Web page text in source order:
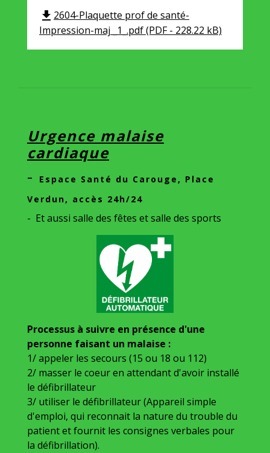
file_download 2604-Plaquette prof de santé-
Impression-maj _1_.pdf (PDF - 228.22 kB)
Urgence malaise
cardiaque
-
Espace Santé du Carouge, Place
Verdun, accès 24h/24
- Et aussi salle des fêtes et salle des sports
Processus à suivre en présence d'une
personne faisant un malaise :
1/ appeler les secours (15 ou 18 ou 112)
2/ masser le coeur en attendant d'avoir installé
le défibrillateur
3/ utiliser le défibrillateur (Appareil simple
d'emploi, qui reconnait la nature du trouble du
patient et fournit les consignes verbales pour
la défibrillation).